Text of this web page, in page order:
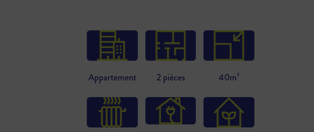
Appartement 2 pièces 40m²